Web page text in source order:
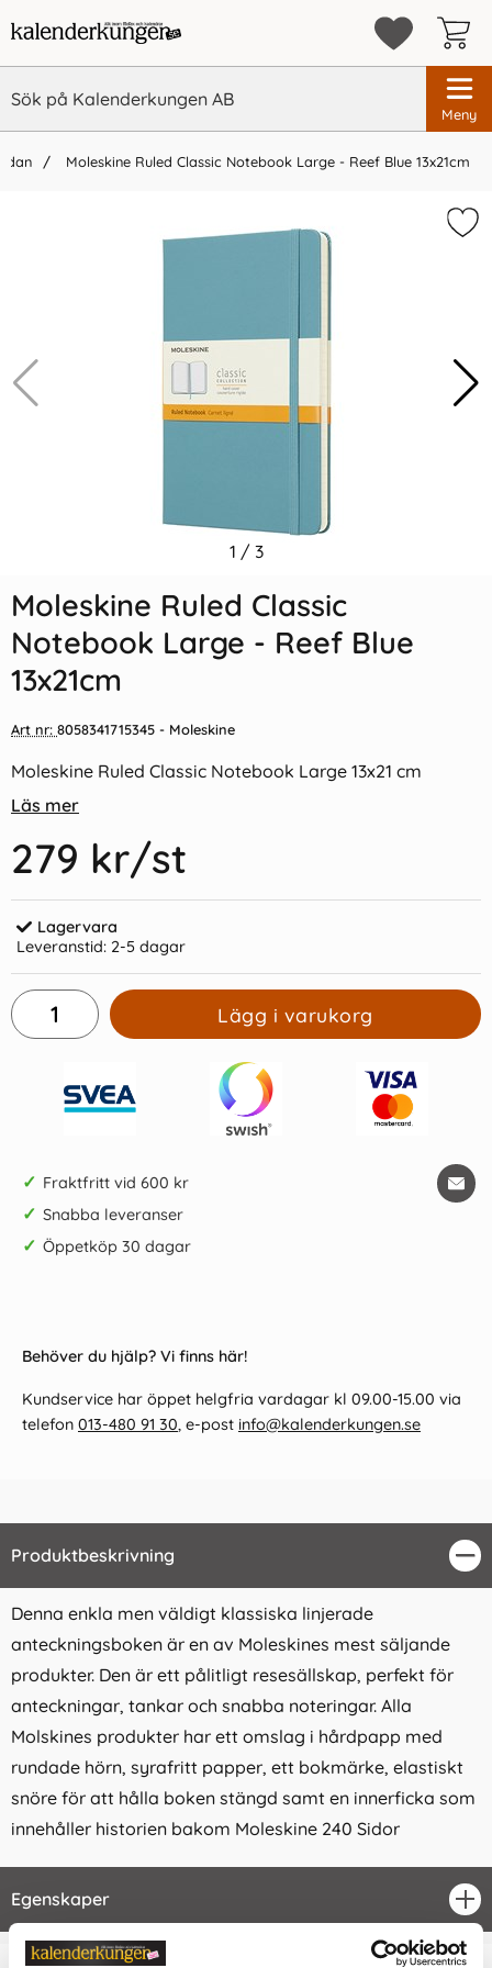
Meny
Moleskine Ruled Classic Notebook Large - Reef Blue 13x21cm
Vi rekommenderar
55 kr/st
Köp
279 kr/st
1 / 3
Moleskine Ruled Classic
Notebook Large - Reef Blue
13x21cm
Art nr: 8058341715345 - Moleskine
Moleskine Ruled Classic Notebook Large 13x21 cm
Läs mer
279 kr/st
Lagervara
Leveranstid: 2-5 dagar
Lägg i varukorg
✓ Fraktfritt vid 600 kr
✓ Snabba leveranser
✓ Öppetköp 30 dagar
Behöver du hjälp? Vi finns här!
Kundservice har öppet helgfria vardagar kl 09.00-15.00 via
telefon 013-480 91 30, e-post info@kalenderkungen.se
Produktbeskrivning
Denna enkla men väldigt klassiska linjerade
anteckningsboken är en av Moleskines mest säljande
produkter. Den är ett pålitligt resesällskap, perfekt för
anteckningar, tankar och snabba noteringar. Alla
Molskines produkter har ett omslag i hårdpapp med
rundade hörn, syrafritt papper, ett bokmärke, elastiskt
snöre för att hålla boken stängd samt en innerficka som
innehåller historien bakom Moleskine 240 Sidor
Egenskaper